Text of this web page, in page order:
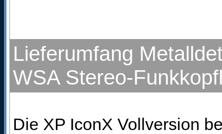
Lieferumfang
WSA Stereo-
Die XP IconX Vollversion